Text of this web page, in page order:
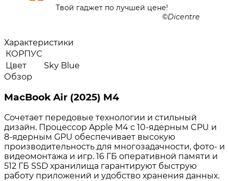
Твой гаджет по лучшей цене!
Dicentre
Характеристики
КОРПУС
Цвет
Sky Blue
Обзор
MacBook Air (2025) M4
Сочетает передовые технологии и стильный
дизайн. Процессор Apple M4 с 10-ядерным CPU и
8-ядерным GPU обеспечивает высокую
производительность для многозадачности, фото- и
видеомонтажа и игр. 16 ГБ оперативной памяти и
512 ГБ SSD хранилища гарантируют быструю
работу приложений и удобство хранения данных.